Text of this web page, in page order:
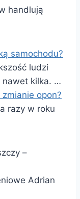
handlują
samochodu?
ludzi
nawet kilka. …
opon?
razy w roku
–
Adrian